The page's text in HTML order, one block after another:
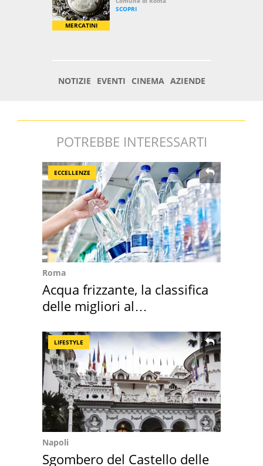
POTREBBE INTERESSARTI
ECCELLENZE
Roma
Acqua frizzante, la classifica
delle migliori al
LIFESTYLE
Napoli
Sgombero del Castello delle